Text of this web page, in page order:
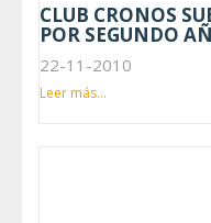
CLUB CRONOS
POR SEGUNDO
22-11-2010
Leer más...